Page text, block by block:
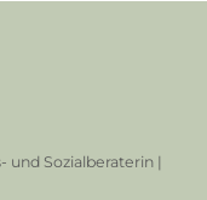
und Sozialberaterin |